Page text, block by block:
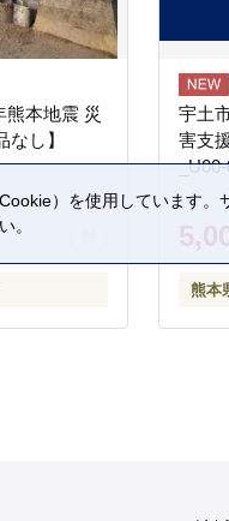
熊本地震 災
し】
宇土
害支
熊本
）を使用しています
。